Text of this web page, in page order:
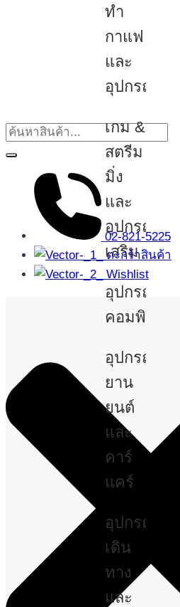
ทำ
กาแฟ
และ
อุปกรณ์
เกม &
สตรีม
มิ่ง
และ
อุปกรณ์
เสริม
อุปกรณ์
คอมพิวเตอร์
อุปกรณ์
ยาน
ยนต์
และ
คาร์
แคร์
อุปกรณ์
เดิน
ทาง
และ
02-821-5225
ตะกร้าสินค้า
Wishlist